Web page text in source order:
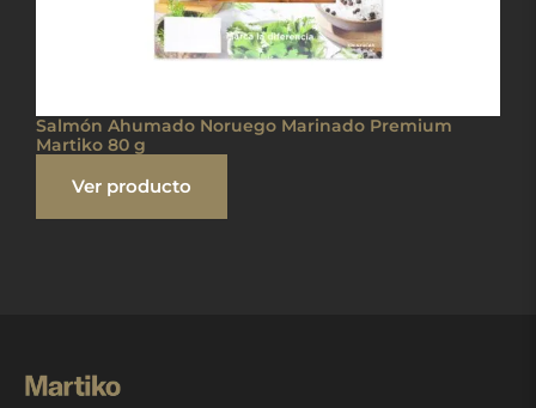
Salmón Ahumado Noruego Marinado Premium
Martiko 80 g
Ver producto